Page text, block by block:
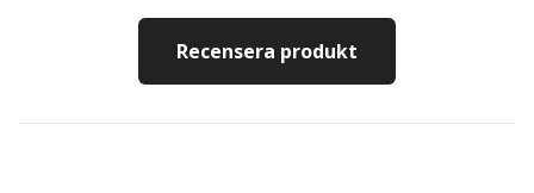
Recensera produkt